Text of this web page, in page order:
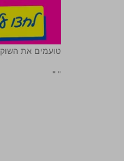
טועמים את השוק
"
"